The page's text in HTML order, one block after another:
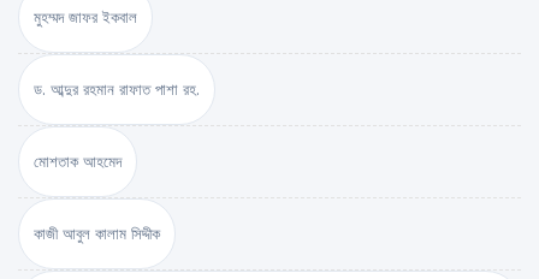
মুহম্মদ জাফর ইকবাল
ড. আব্দুর রহমান রাফাত পাশা রহ.
মোশতাক আহমেদ
কাজী আবুল কালাম সিদ্দীক